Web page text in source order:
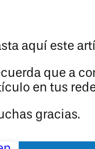
aquí este
que a
en tus
gracias.